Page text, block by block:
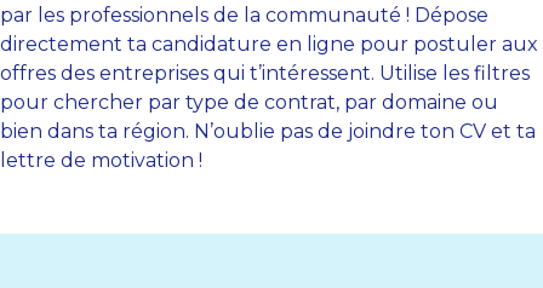
par les professionnels de la communauté ! Dépose
directement ta candidature en ligne pour postuler aux
offres des entreprises qui t’intéressent. Utilise les filtres
pour chercher par type de contrat, par domaine ou
bien dans ta région. N’oublie pas de joindre ton CV et ta
lettre de motivation !